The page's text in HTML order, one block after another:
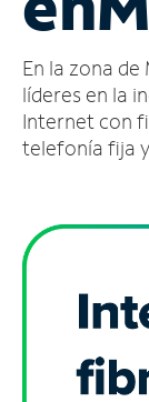
cuenta
Encuentra
una
tienda
En la zona
líderes en la
Internet con
telefonía fija